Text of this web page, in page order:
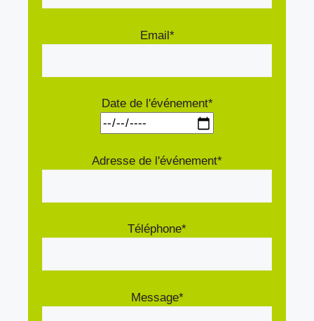
Email*
Date de l'événement*
Adresse de l'événement*
Téléphone*
Message*